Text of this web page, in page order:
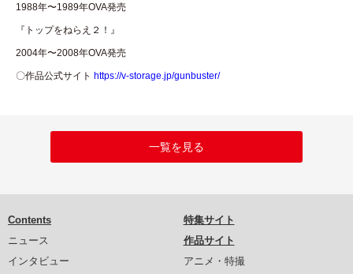
1988年〜1989年OVA発売
『トップをねらえ２！』
2004年〜2008年OVA発売
〇作品公式サイト https://v-storage.jp/gunbuster/
一覧を見る
Contents
ニュース
インタビュー
特集サイト
作品サイト
アニメ・特撮